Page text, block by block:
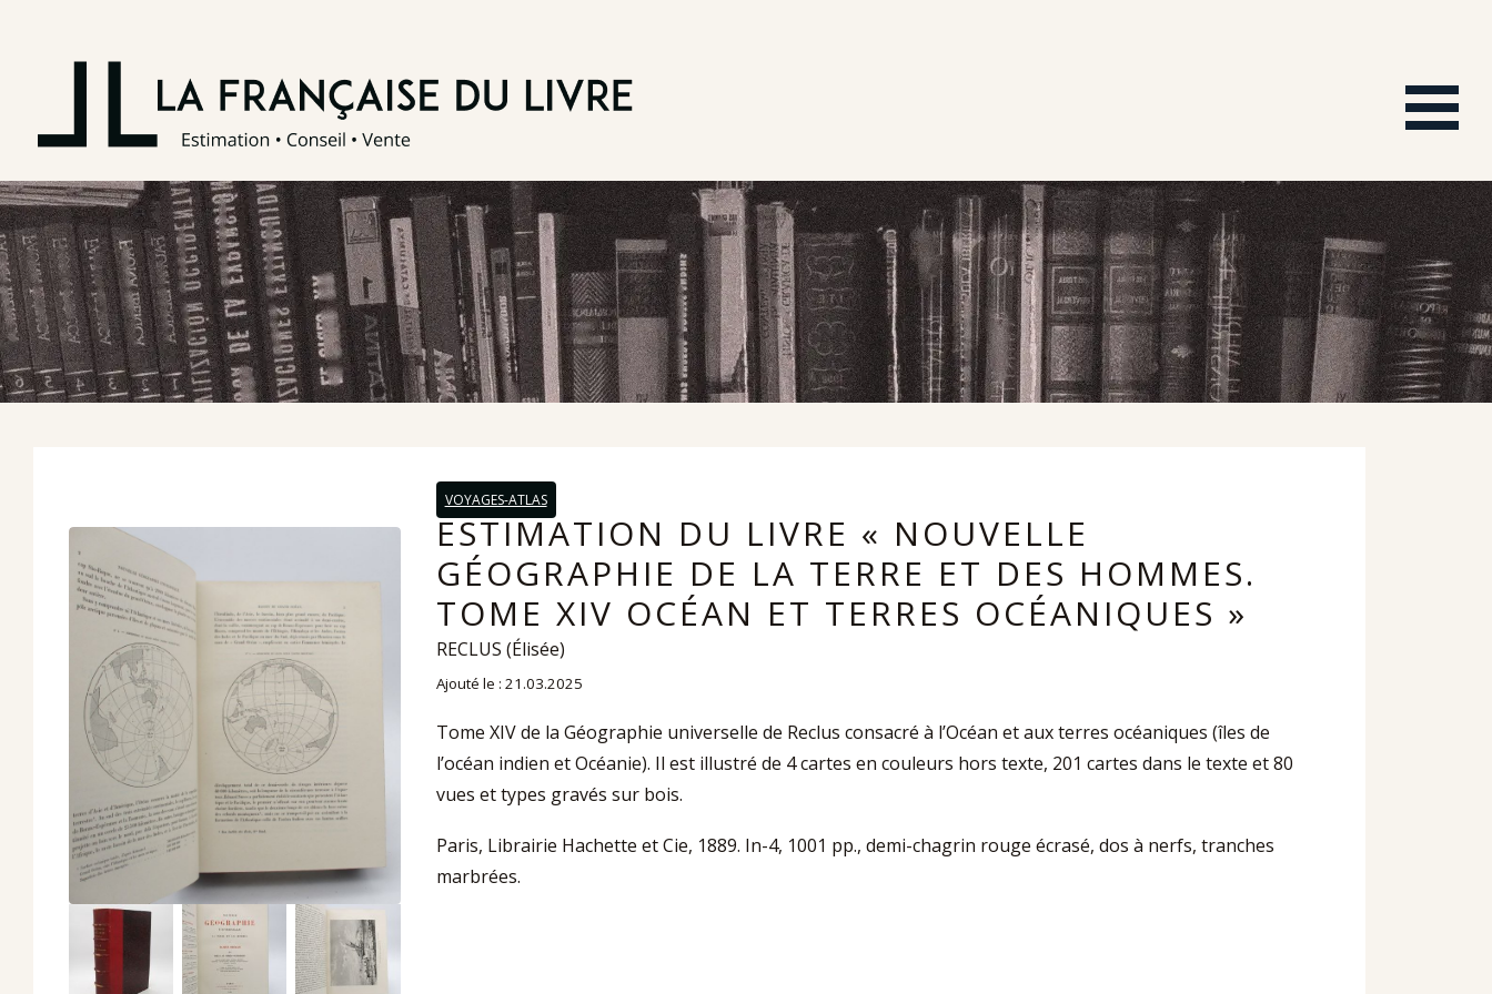
VOYAGES-ATLAS
ESTIMATION DU LIVRE « NOUVELLE
GÉOGRAPHIE DE LA TERRE ET DES HOMMES.
TOME XIV OCÉAN ET TERRES OCÉANIQUES »
RECLUS (Élisée)
Ajouté le : 21.03.2025
Tome XIV de la Géographie universelle de Reclus consacré à l’Océan et aux terres océaniques (îles de
l’océan indien et Océanie). Il est illustré de 4 cartes en couleurs hors texte, 201 cartes dans le texte et 80
vues et types gravés sur bois.
Paris, Librairie Hachette et Cie, 1889. In-4, 1001 pp., demi-chagrin rouge écrasé, dos à nerfs, tranches
marbrées.